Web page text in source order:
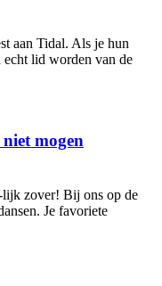
aan Tidal. Als je hun
lid worden van de
mogen
zover! Bij ons op de
Je favoriete